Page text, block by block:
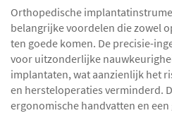
Orthopedische
belangrijke voordelen die zowel
ten goede komen. De precisie-
voor uitzonderlijke
implantaten, wat aanzienlijk het
en hersteloperaties verminderd.
ergonomische handvatten en